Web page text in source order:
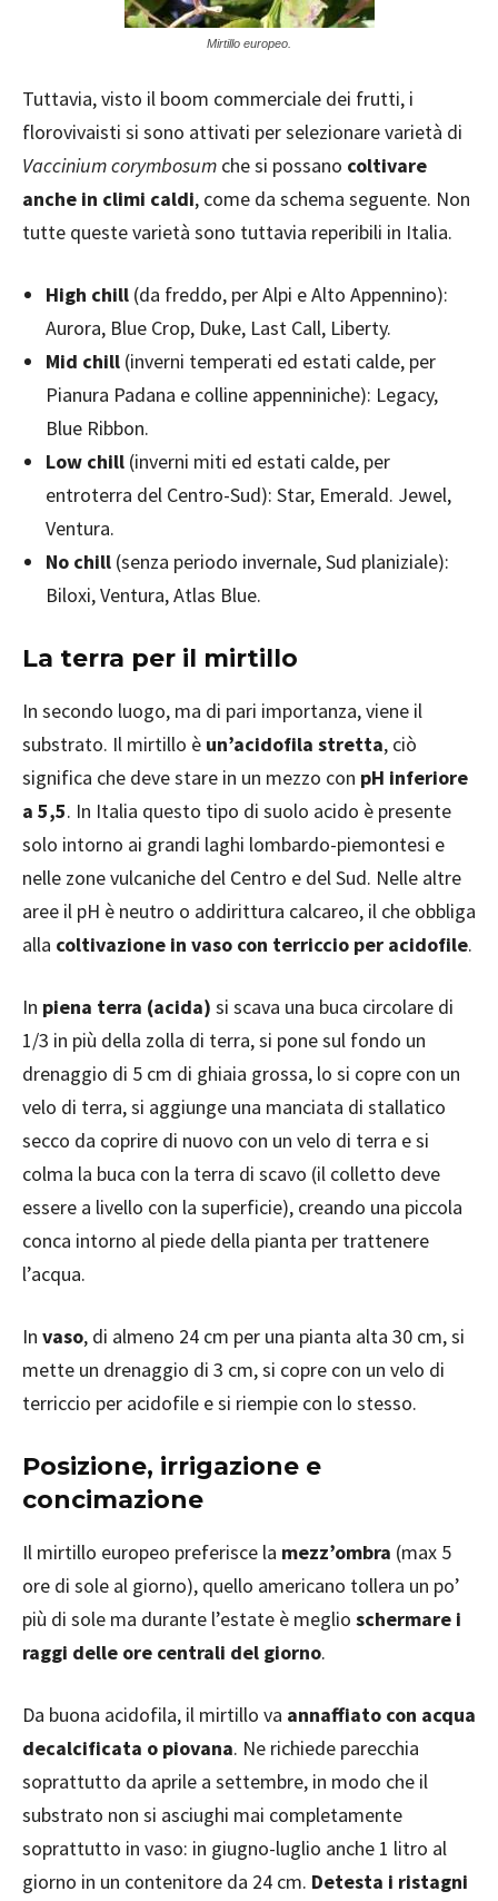
Mirtillo europeo.
Tuttavia, visto il boom commerciale dei frutti, i
florovivaisti si sono attivati per selezionare varietà di
Vaccinium corymbosum che si possano coltivare
anche in climi caldi, come da schema seguente. Non
tutte queste varietà sono tuttavia reperibili in Italia.
High chill (da freddo, per Alpi e Alto Appennino):
Aurora, Blue Crop, Duke, Last Call, Liberty.
Mid chill (inverni temperati ed estati calde, per
Pianura Padana e colline appenniniche): Legacy,
Blue Ribbon.
Low chill (inverni miti ed estati calde, per
entroterra del Centro-Sud): Star, Emerald. Jewel,
Ventura.
No chill (senza periodo invernale, Sud planiziale):
Biloxi, Ventura, Atlas Blue.
La terra per il mirtillo
In secondo luogo, ma di pari importanza, viene il
substrato. Il mirtillo è un’acidofila stretta, ciò
significa che deve stare in un mezzo con pH inferiore
a 5,5. In Italia questo tipo di suolo acido è presente
solo intorno ai grandi laghi lombardo-piemontesi e
nelle zone vulcaniche del Centro e del Sud. Nelle altre
aree il pH è neutro o addirittura calcareo, il che obbliga
alla coltivazione in vaso con terriccio per acidofile.
In piena terra (acida) si scava una buca circolare di
1/3 in più della zolla di terra, si pone sul fondo un
drenaggio di 5 cm di ghiaia grossa, lo si copre con un
velo di terra, si aggiunge una manciata di stallatico
secco da coprire di nuovo con un velo di terra e si
colma la buca con la terra di scavo (il colletto deve
essere a livello con la superficie), creando una piccola
conca intorno al piede della pianta per trattenere
l’acqua.
In vaso, di almeno 24 cm per una pianta alta 30 cm, si
mette un drenaggio di 3 cm, si copre con un velo di
terriccio per acidofile e si riempie con lo stesso.
Posizione, irrigazione e
concimazione
Il mirtillo europeo preferisce la mezz’ombra (max 5
ore di sole al giorno), quello americano tollera un po’
più di sole ma durante l’estate è meglio schermare i
raggi delle ore centrali del giorno.
Da buona acidofila, il mirtillo va annaffiato con acqua
decalcificata o piovana. Ne richiede parecchia
soprattutto da aprile a settembre, in modo che il
substrato non si asciughi mai completamente
soprattutto in vaso: in giugno-luglio anche 1 litro al
giorno in un contenitore da 24 cm. Detesta i ristagni